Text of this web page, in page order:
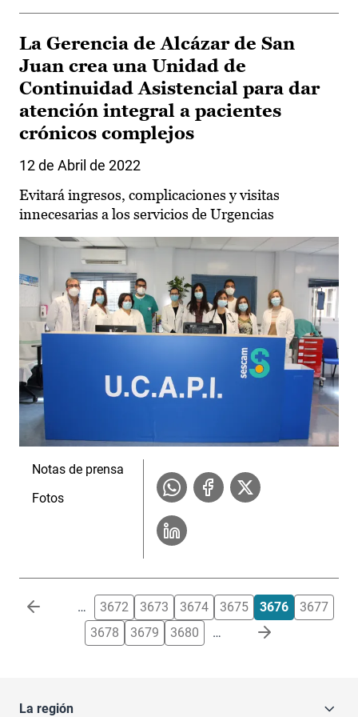
La Gerencia de Alcázar de San
Juan crea una Unidad de
Continuidad Asistencial para dar
atención integral a pacientes
crónicos complejos
12 de Abril de 2022
Evitará ingresos, complicaciones y visitas
innecesarias a los servicios de Urgencias
Notas de prensa
Fotos
Paginación … 3672 3673 3674 3675 3676
3677
3678
3679 3680 …
La región